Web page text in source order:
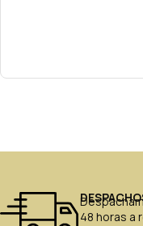
48 horas a